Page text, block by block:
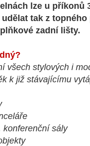
lze u příkonů
udělat tak z
zadní lišty.
všech stylových i
k již stávajícímu
konferenční sály